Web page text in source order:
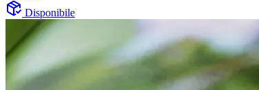
Disponibile